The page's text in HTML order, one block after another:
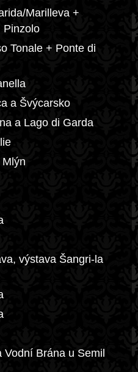
Marilleva +
Pinzolo
Tonale + Ponte di
a Švýcarsko
a Lago di Garda
výstava Šangri-la
Brána u Semil